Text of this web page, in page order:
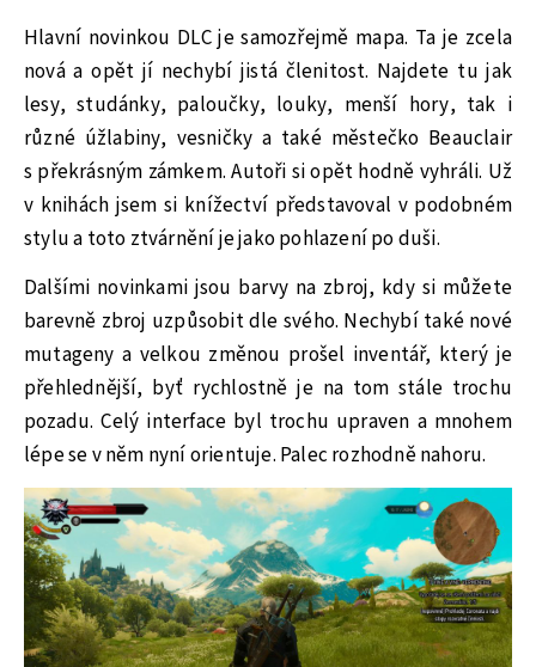
Hlavní novinkou DLC je samozřejmě mapa. Ta je zcela
nová a opět jí nechybí jistá členitost. Najdete tu jak
lesy, studánky, paloučky, louky, menší hory, tak i
různé úžlabiny, vesničky a také městečko Beauclair
s překrásným zámkem. Autoři si opět hodně vyhráli. Už
v knihách jsem si knížectví představoval v podobném
stylu a toto ztvárnění je jako pohlazení po duši.
Dalšími novinkami jsou barvy na zbroj, kdy si můžete
barevně zbroj uzpůsobit dle svého. Nechybí také nové
mutageny a velkou změnou prošel inventář, který je
přehlednější, byť rychlostně je na tom stále trochu
pozadu. Celý interface byl trochu upraven a mnohem
lépe se v něm nyní orientuje. Palec rozhodně nahoru.